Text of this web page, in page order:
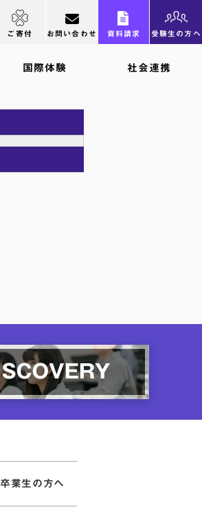
ご寄付 お問い合わせ 資料請求 受験生の方へ
国際体験 社会連携
卒業生の方へ